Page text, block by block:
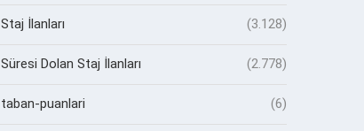
Staj İlanları (3.128)
Süresi Dolan Staj İlanları (2.778)
taban-puanlari (6)